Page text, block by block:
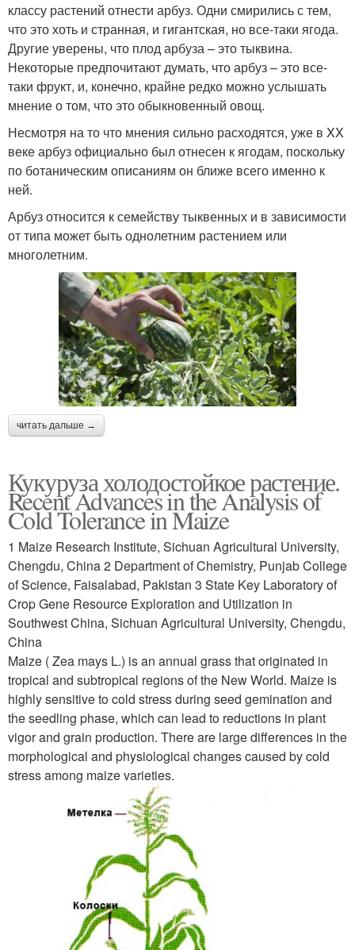
классу растений отнести арбуз. Одни смирились с тем,
что это хоть и странная, и гигантская, но все-таки ягода.
Другие уверены, что плод арбуза – это тыквина.
Некоторые предпочитают думать, что арбуз – это все-
таки фрукт, и, конечно, крайне редко можно услышать
мнение о том, что это обыкновенный овощ.
Несмотря на то что мнения сильно расходятся, уже в XX
веке арбуз официально был отнесен к ягодам, поскольку
по ботаническим описаниям он ближе всего именно к
ней.
Арбуз относится к семейству тыквенных и в зависимости
от типа может быть однолетним растением или
многолетним.
читать дальше →
Кукуруза холодостойкое растение.
Recent Advances in the Analysis of
Cold Tolerance in Maize
1 Maize Research Institute, Sichuan Agricultural University,
Chengdu, China 2 Department of Chemistry, Punjab College
of Science, Faisalabad, Pakistan 3 State Key Laboratory of
Crop Gene Resource Exploration and Utilization in
Southwest China, Sichuan Agricultural University, Chengdu,
China
Maize ( Zea mays L.) is an annual grass that originated in
tropical and subtropical regions of the New World. Maize is
highly sensitive to cold stress during seed gemination and
the seedling phase, which can lead to reductions in plant
vigor and grain production. There are large differences in the
morphological and physiological changes caused by cold
stress among maize varieties.